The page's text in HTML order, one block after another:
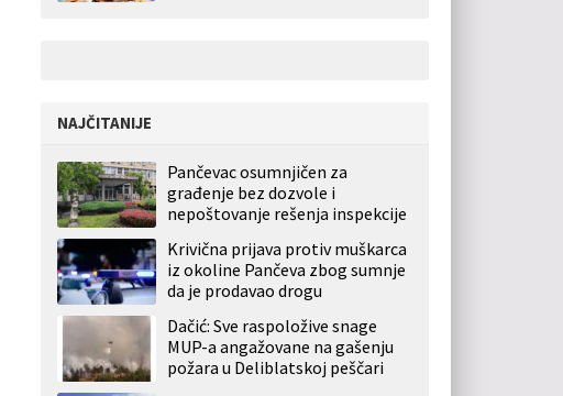
NAJČITANIJE
Pančevac osumnjičen za
građenje bez dozvole i
nepoštovanje rešenja inspekcije
Krivična prijava protiv muškarca
iz okoline Pančeva zbog sumnje
da je prodavao drogu
Dačić: Sve raspoložive snage
MUP-a angažovane na gašenju
požara u Deliblatskoj peščari